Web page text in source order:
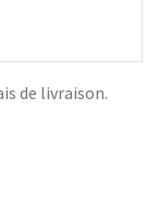
de livraison.